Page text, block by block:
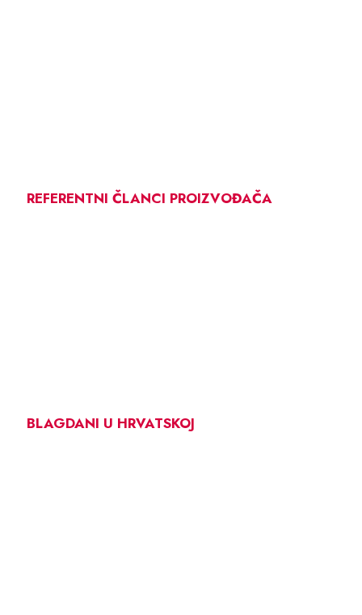
REFERENTNI ČLANCI PROIZVOĐAČA
BLAGDANI U HRVATSKOJ